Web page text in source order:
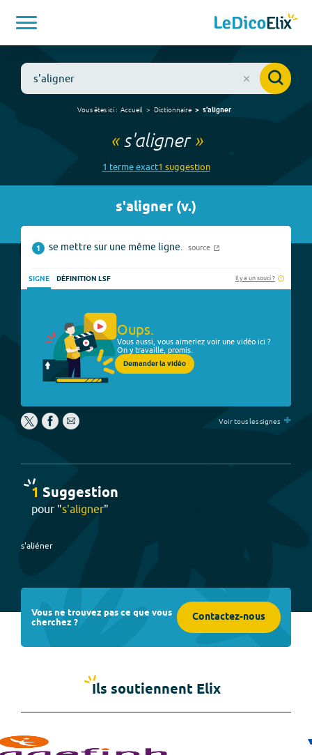
Vous êtes ici : Accueil Dictionnaire s'aligner
«s'aligner»
1 termeexact1 suggestion
s'aligner(v.)
1 se mettre sur une même ligne. source
SIGNE DÉFINITION LSF Il y a un souci ?
Oups.
Vous aussi, vous aimeriez voir une vidéo ici ?
On y travaille, promis.
Demander la vidéo
Voir tous les signes +
1 Suggestion
pour "s'aligner"
s'aliéner
Vous ne trouvez pas ce que vous
cherchez ? Contactez-nous
Ils soutiennent Elix